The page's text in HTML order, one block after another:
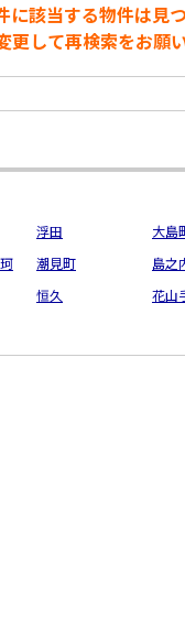
に該当する物件は見
更して再検索をお願い
浮田 大島
潮見町 島之
恒久 花山